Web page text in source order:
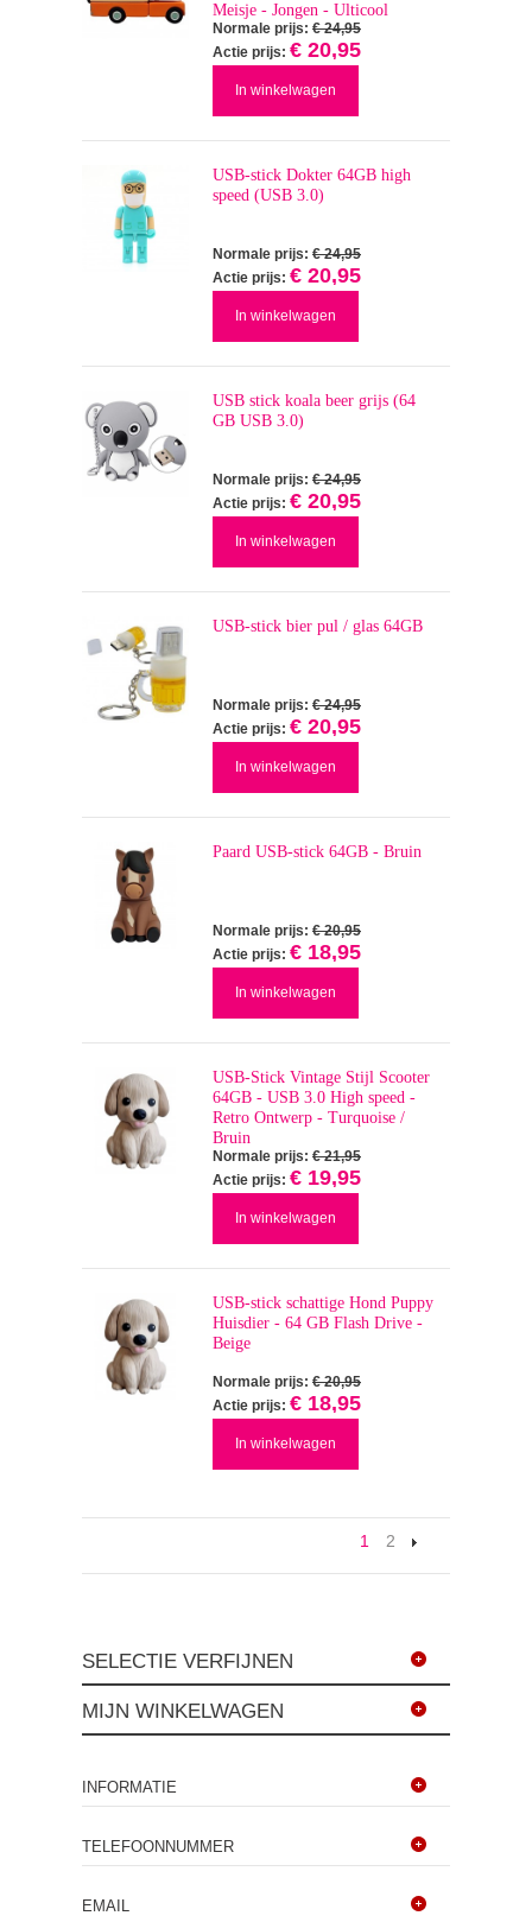
Meisje - Jongen - Ulticool
Normale prijs: € 24,95
Actie prijs: € 20,95
In winkelwagen
USB-stick Dokter 64GB high
speed (USB 3.0)
Normale prijs: € 24,95
Actie prijs: € 20,95
In winkelwagen
USB stick koala beer grijs (64
GB USB 3.0)
Normale prijs: € 24,95
Actie prijs: € 20,95
In winkelwagen
USB-stick bier pul / glas 64GB
Normale prijs: € 24,95
Actie prijs: € 20,95
In winkelwagen
Paard USB-stick 64GB - Bruin
Normale prijs: € 20,95
Actie prijs: € 18,95
In winkelwagen
USB-Stick Vintage Stijl Scooter
64GB - USB 3.0 High speed -
Retro Ontwerp - Turquoise /
Bruin
Normale prijs: € 21,95
Actie prijs: € 19,95
In winkelwagen
USB-stick schattige Hond Puppy
Huisdier - 64 GB Flash Drive -
Beige
Normale prijs: € 20,95
Actie prijs: € 18,95
In winkelwagen
1 2
SELECTIE VERFIJNEN
MIJN WINKELWAGEN
INFORMATIE
TELEFOONNUMMER
EMAIL